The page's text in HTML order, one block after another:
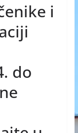
i
do